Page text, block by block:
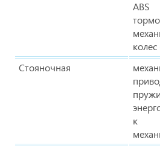
Стояночная
к